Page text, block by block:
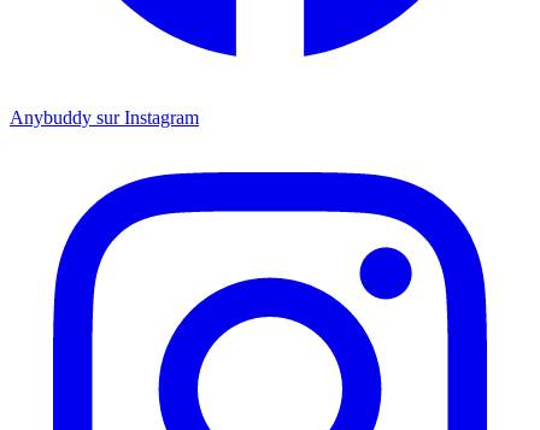
Anybuddy sur Instagram